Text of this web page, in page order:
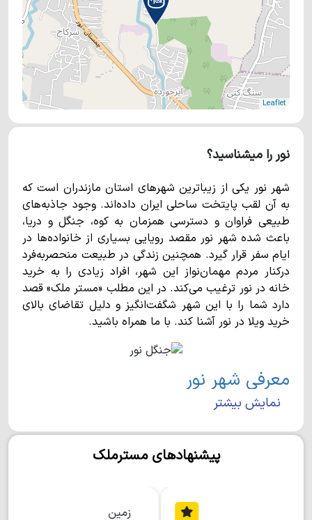
Leaflet
نور را میشناسید؟
شهر نور یکی از زیباترین شهرهای استان مازندران است که
به آن لقب پایتخت ساحلی ایران داده‌اند. وجود جاذبه‌های
طبیعی فراوان و دسترسی همزمان به کوه، جنگل و دریا،
باعث شده شهر نور مقصد رویایی بسیاری از خانواده‌ها در
ایام سفر قرار گیرد. همچنین زندگی در طبیعت منحصربه‌فرد
درکنار مردم مهمان‌نواز این شهر، افراد زیادی را به خرید
خانه در نور ترغیب می‌کند. در این مطلب «مستر ملک» قصد
دارد شما را با این شهر شگفت‌انگیز و دلیل تقاضای بالای
خرید ویلا در نور آشنا کند. با ما همراه باشید.
معرفی شهر نور
شهر نور در بخش مرکزی شهرستانی به همین نام واقع شده
جمعیت دارد. این شهر به صورت خطی در جنوب دریای خزر
کشیده شده است و از شرق به ایزدشهر و از غرب به شهر
جاذبه‌های طبیعی و اماکن تاریخی شهر
نمایش بیشتر
پیشنهادهای مسترملک